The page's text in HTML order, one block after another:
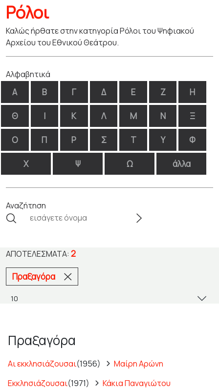
Ρόλοι
Καλώς ήρθατε στην κατηγορία Ρόλοι του Ψηφιακού
Αρχείου του Εθνικού Θεάτρου.
Αλφαβητικά
Α Β Γ Δ Ε Ζ Η
Θ Ι Κ Λ Μ Ν Ξ
Ο Π Ρ Σ Τ Υ Φ
Χ Ψ Ω άλλα
Αναζήτηση
ΑΠΟΤΕΛΈΣΜΑΤΑ: 2
Πραξαγόρα
Πραξαγόρα
Αι εκκλησιάζουσαι(1956)
Μαίρη Αρώνη
Εκκλησιάζουσαι(1971)
Κάκια Παναγιώτου